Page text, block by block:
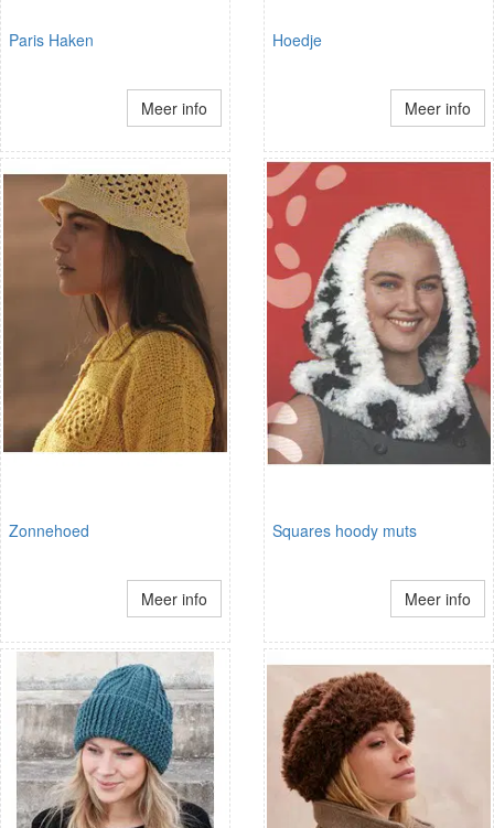
Paris Haken
Meer info
Hoedje
Meer info
Zonnehoed
Meer info
Squares hoody muts
Meer info